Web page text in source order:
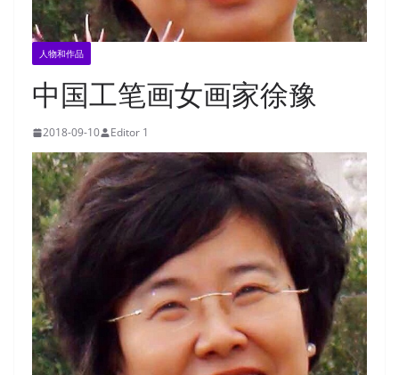
人物和作品
中国工笔画女画家徐豫
2018-09-10 Editor 1